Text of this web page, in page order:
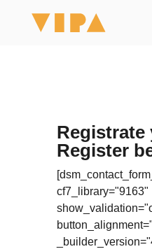
Registrate
Register
cf7_library="9163"